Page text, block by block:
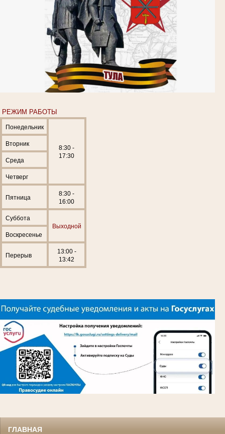
РЕЖИМ РАБОТЫ
Понедельник
8:30 -
17:30
Вторник
Среда
Четверг
Пятница
8:30 -
16:00
Суббота
Выходной
Воскресенье
Перерыв
13:00 -
13:42
ГЛАВНАЯ